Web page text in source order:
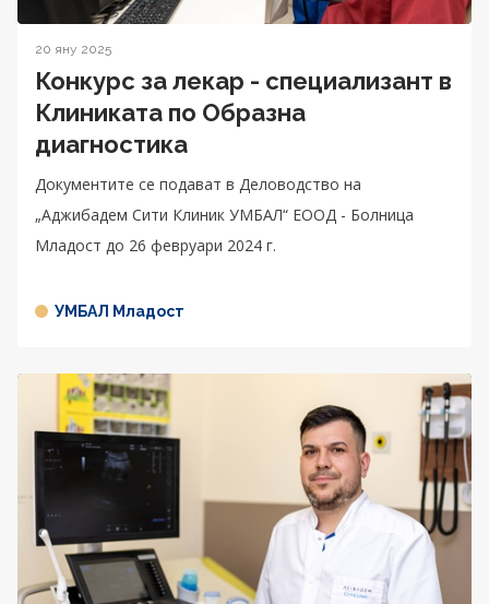
20 яну 2025
Конкурс за лекар - специализант в
Клиниката по Образна
диагностика
Документите се подават в Деловодство на
„Аджибадем Сити Клиник УМБАЛ“ ЕООД - Болница
Младост до 26 февруари 2024 г.
УМБАЛ Младост